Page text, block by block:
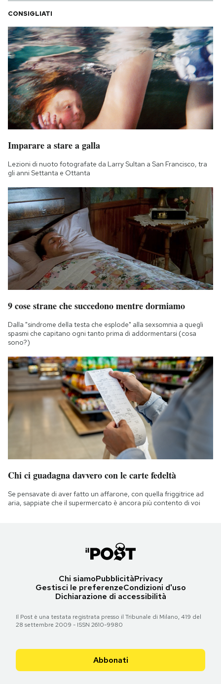
CONSIGLIATI
Imparare a stare a galla
Lezioni di nuoto fotografate da Larry Sultan a San Francisco, tra
gli anni Settanta e Ottanta
9 cose strane che succedono mentre dormiamo
Dalla "sindrome della testa che esplode" alla sexsomnia a quegli
spasmi che capitano ogni tanto prima di addormentarsi (cosa
sono?)
Chi ci guadagna davvero con le carte fedeltà
Se pensavate di aver fatto un affarone, con quella friggitrice ad
aria, sappiate che il supermercato è ancora più contento di voi
Chi siamoPubblicitàPrivacy
Gestisci le preferenzeCondizioni d'uso
Dichiarazione di accessibilità
Il Post è una testata registrata presso il Tribunale di Milano, 419 del
28 settembre 2009 - ISSN 2610-9980
Abbonati